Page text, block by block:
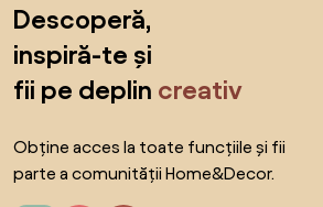
Descoperă,
inspiră-te și
fii pe deplin creativ
Obține acces la toate funcțiile și fii
parte a comunității Home&Decor.